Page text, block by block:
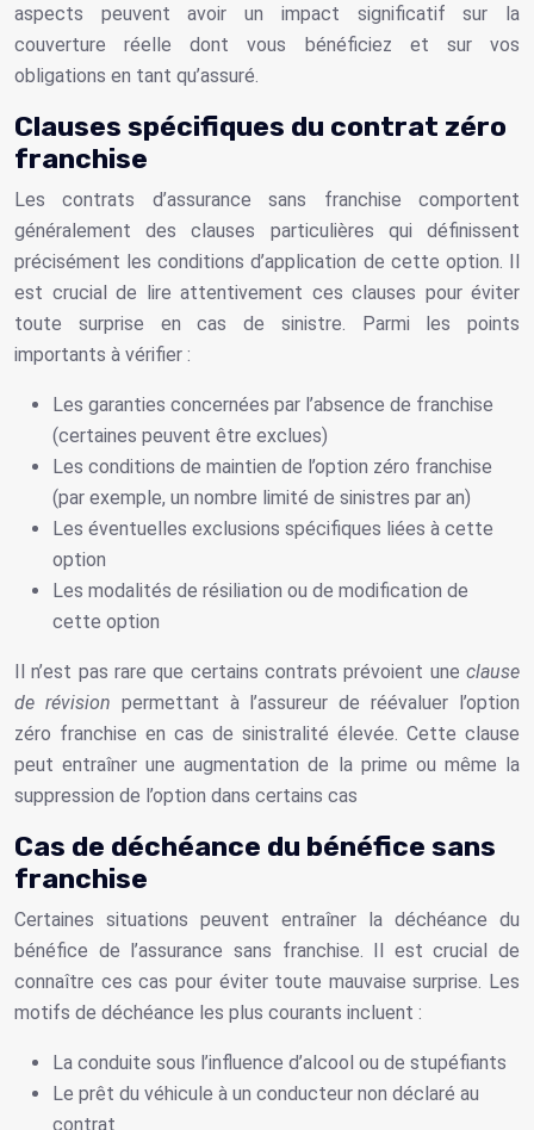
aspects peuvent avoir un impact significatif sur la
couverture réelle dont vous bénéficiez et sur vos
obligations en tant qu’assuré.
Clauses spécifiques du contrat zéro
franchise
Les contrats d’assurance sans franchise comportent
généralement des clauses particulières qui définissent
précisément les conditions d’application de cette option. Il
est crucial de lire attentivement ces clauses pour éviter
toute surprise en cas de sinistre. Parmi les points
importants à vérifier :
Les garanties concernées par l’absence de franchise
(certaines peuvent être exclues)
Les conditions de maintien de l’option zéro franchise
(par exemple, un nombre limité de sinistres par an)
Les éventuelles exclusions spécifiques liées à cette
option
Les modalités de résiliation ou de modification de
cette option
Il n’est pas rare que certains contrats prévoient une clause
de révision permettant à l’assureur de réévaluer l’option
zéro franchise en cas de sinistralité élevée. Cette clause
peut entraîner une augmentation de la prime ou même la
suppression de l’option dans certains cas
Cas de déchéance du bénéfice sans
franchise
Certaines situations peuvent entraîner la déchéance du
bénéfice de l’assurance sans franchise. Il est crucial de
connaître ces cas pour éviter toute mauvaise surprise. Les
motifs de déchéance les plus courants incluent :
La conduite sous l’influence d’alcool ou de stupéfiants
Le prêt du véhicule à un conducteur non déclaré au
contrat